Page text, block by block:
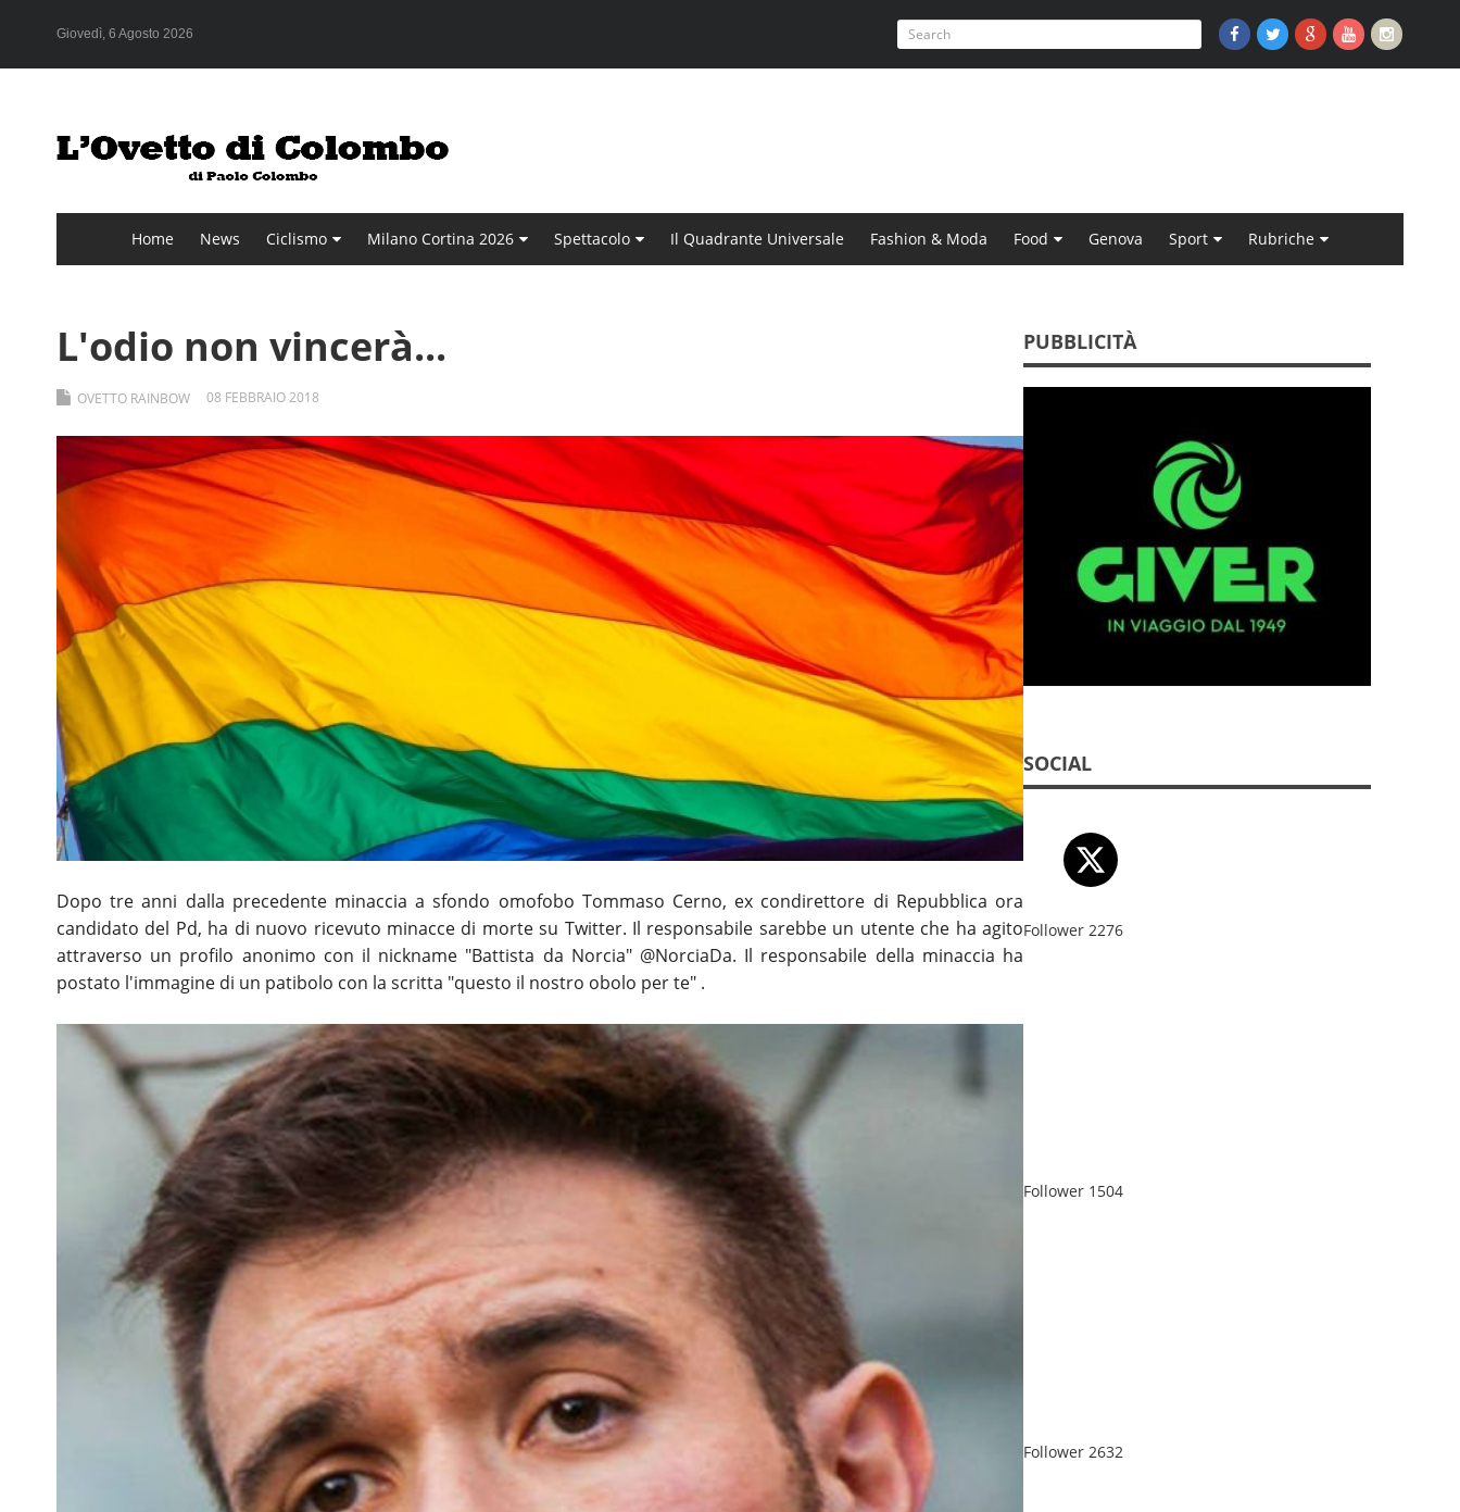
Giovedì, 6 Agosto 2026
Home News Ciclismo Milano Cortina 2026 Spettacolo Il Quadrante Universale Fashion & Moda Food Genova Sport Rubriche
L'odio non vincerà...
OVETTO RAINBOW 08 FEBBRAIO2018
Dopo tre anni dalla precedente minaccia a sfondo omofobo Tommaso Cerno, ex condirettore di Repubblica ora
candidato del Pd, ha di nuovo ricevuto minacce di morte su Twitter. Il responsabile sarebbe un utente che ha agito
attraverso un profilo anonimo con il nickname "Battista da Norcia" @NorciaDa. Il responsabile della minaccia ha
postato l'immagine di un patibolo con la scritta "questo il nostro obolo per te" .
PUBBLICITÀ
SOCIAL
Follower 2276
Follower 1504
Follower 2632